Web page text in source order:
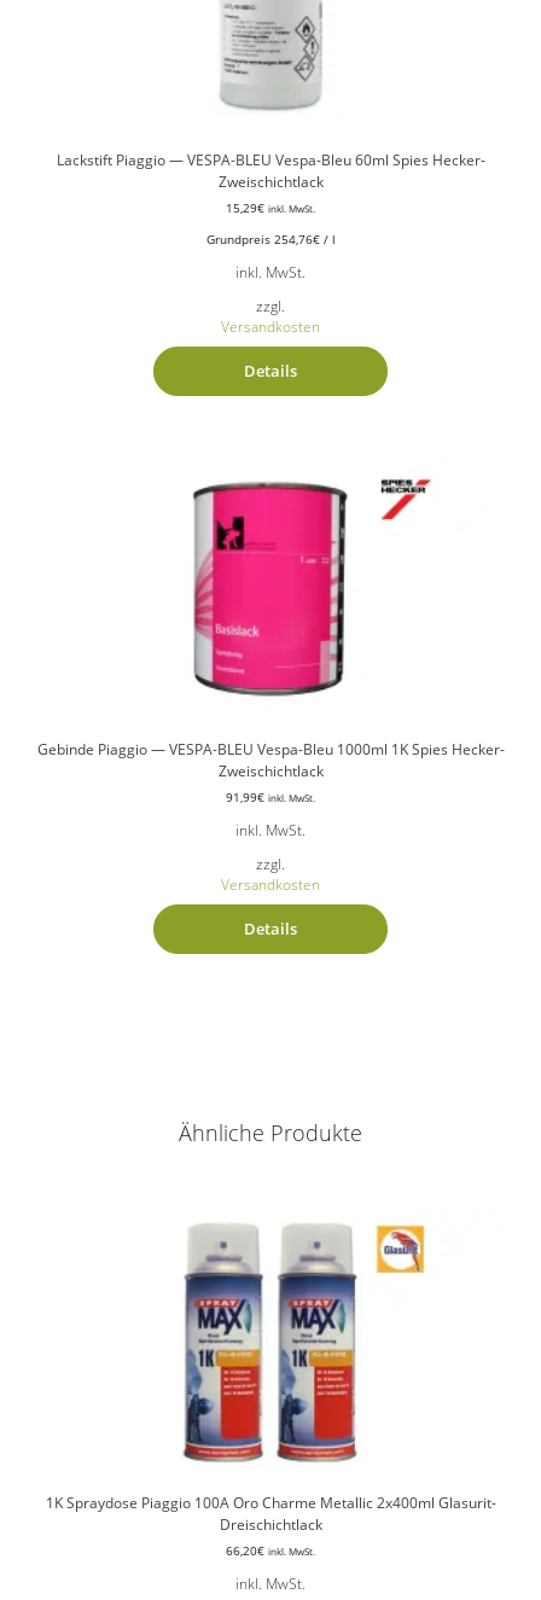
Lackstift Piaggio — VESPA-BLEU Vespa-Bleu 60ml Spies Hecker-
Zweischichtlack
15,29€ inkl. MwSt.
Grundpreis 254,76€/ l
inkl. MwSt.
zzgl.
Versandkosten
Details
Gebinde Piaggio — VESPA-BLEU Vespa-Bleu 1000ml 1K Spies Hecker-
Zweischichtlack
91,99€ inkl. MwSt.
inkl. MwSt.
zzgl.
Versandkosten
Details
Ähnliche Produkte
1K Spraydose Piaggio 100A Oro Charme Metallic 2x400ml Glasurit-
Dreischichtlack
66,20€ inkl. MwSt.
inkl. MwSt.